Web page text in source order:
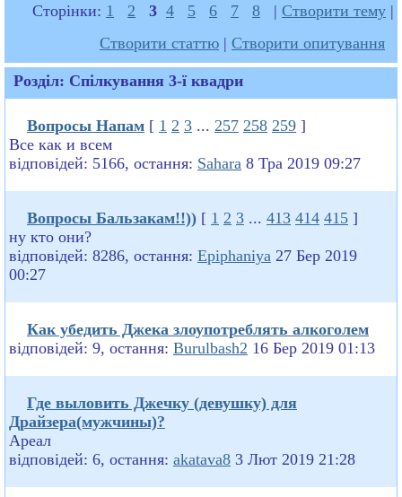
Сторінки: 1 2 3 4 5 6 7 8 | Створити тему |
Створити статтю | Створити опитування
Розділ: Спілкування 3-ї квадри
Вопросы Напам [ 1 2 3 ... 257 258 259 ]
Все как и всем
відповідей: 5166, остання: Sahara 8 Тра 2019 09:27
Вопросы Бальзакам!!)) [ 1 2 3 ... 413 414 415 ]
ну кто они?
відповідей: 8286, остання: Epiphaniya 27 Бер 2019
00:27
Как убедить Джека злоупотреблять алкоголем
відповідей: 9, остання: Burulbash2 16 Бер 2019 01:13
Где выловить Джечку (девушку) для
Драйзера(мужчины)?
Ареал
відповідей: 6, остання: akatava8 3 Лют 2019 21:28